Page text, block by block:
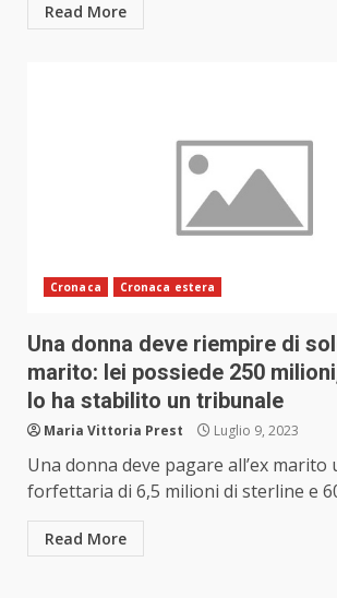
Read More
Cronaca Cronaca estera
Una donna deve riempire di
marito: lei possiede 250
lo ha stabilito un tribunale
Maria Vittoria Prest Luglio 9, 2023
Una donna deve pagare all’ex marito
forfettaria di 6,5 milioni di sterline e
Read More